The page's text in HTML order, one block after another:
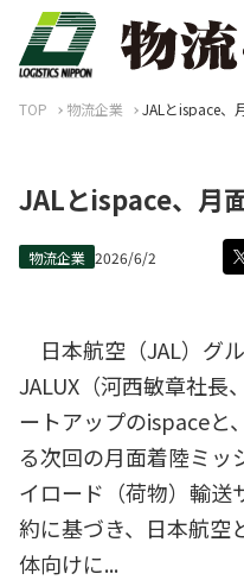
TOP 物流企業 JALとispace、
JALとispace、月
物流企業 2026/6/2
日本航空（JAL）グ
JALUX（河西敏章社長
ートアップのispaceと
る次回の月面着陸ミッ
イロード（荷物）輸送
約に基づき、日本航空
体向けに...